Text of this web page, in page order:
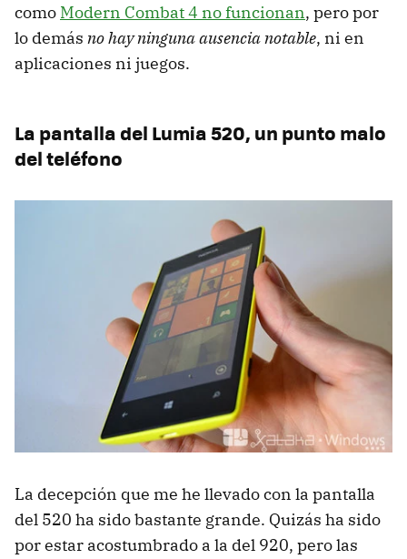
como Modern Combat 4 no funcionan, pero por
lo demás no hay ninguna ausencia notable, ni en
aplicaciones ni juegos.
La pantalla del Lumia 520, un punto malo
del teléfono
La decepción que me he llevado con la pantalla
del 520 ha sido bastante grande. Quizás ha sido
por estar acostumbrado a la del 920, pero las